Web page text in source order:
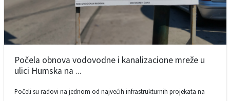
Počela obnova vodovodne i kanalizacione mreže u
ulici Humska na ...
Počeli su radovi na jednom od najvećih infrastrukturnih projekata na